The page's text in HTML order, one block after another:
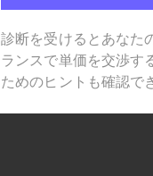
診断を受けるとあなた
ランスで単価を交渉す
ためのヒントも確認で